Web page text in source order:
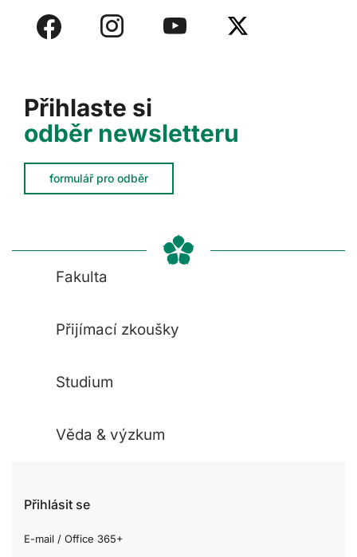
Přihlaste si
odběr newsletteru
formulář pro odběr
Fakulta
Přijímací zkoušky
Studium
Věda & výzkum
Přihlásit se
E-mail / Office 365+